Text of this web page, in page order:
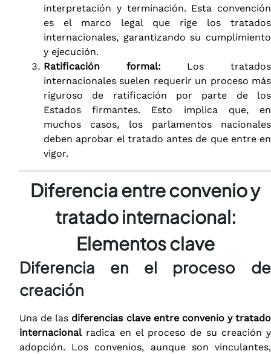
interpretación y terminación. Esta convención
es el marco legal que rige los tratados
internacionales, garantizando su cumplimiento
y ejecución.
Ratificación formal: Los tratados
internacionales suelen requerir un proceso más
riguroso de ratificación por parte de los
Estados firmantes. Esto implica que, en
muchos casos, los parlamentos nacionales
deben aprobar el tratado antes de que entre en
vigor.
Diferencia entre convenio y
tratado internacional:
Elementos clave
Diferencia en el proceso de
creación
Una de las diferencias clave entre convenio y tratado
internacionalradica en el proceso de su creación y
adopción. Los convenios, aunque son vinculantes,